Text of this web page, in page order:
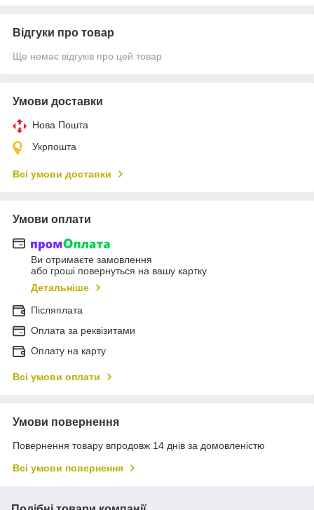
Відгуки про товар
Ще немає відгуків про цей товар
Умови доставки
Нова Пошта
Укрпошта
Всі умови доставки
Умови оплати
Ви отримаєте замовлення
або гроші повернуться на вашу картку
Детальніше
Післяплата
Оплата за реквізитами
Оплату на карту
Всі умови оплати
Умови повернення
Повернення товару впродовж 14 днів за домовленістю
Всі умови повернення